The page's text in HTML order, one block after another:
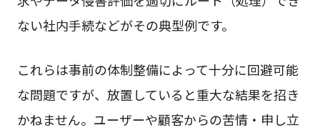
ない社内手続などがその典型例です。
これらは事前の体制整備によって十分に回避可能
な問題ですが、放置していると重大な結果を招き
かねません。ユーザーや顧客からの苦情・申し立